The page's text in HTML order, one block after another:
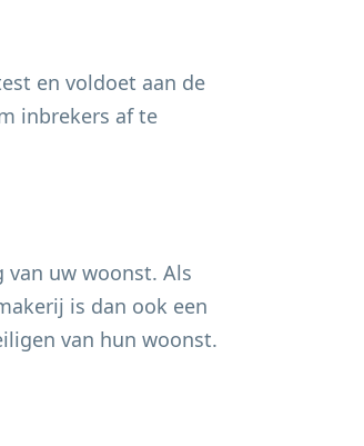
en voldoet aan de
inbrekers af te
uw woonst. Als
is dan ook een
van hun woonst.